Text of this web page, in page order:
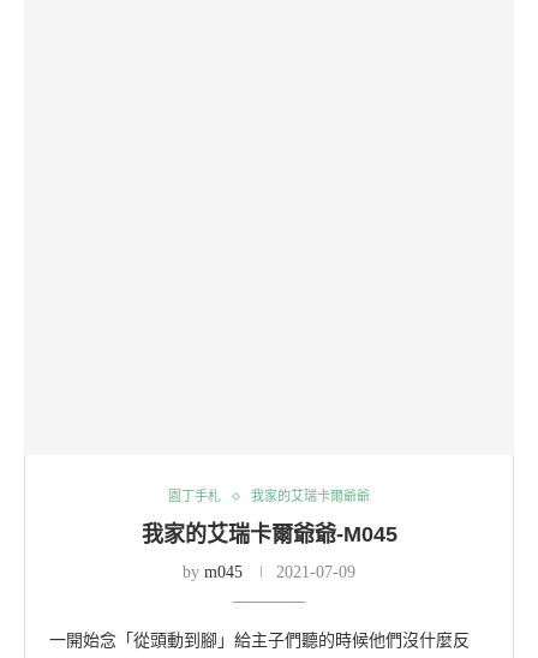
園丁手札 我家的艾瑞卡爾爺爺
我家的艾瑞卡爾爺爺-M045
by m045 2021-07-09
一開始念「從頭動到腳」給主子們聽的時候他們沒什麼反